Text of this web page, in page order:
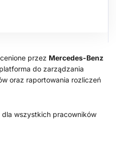
przez Mercedes-Benz
do zarządzania
oraz raportowania rozliczeń
dla wszystkich pracowników